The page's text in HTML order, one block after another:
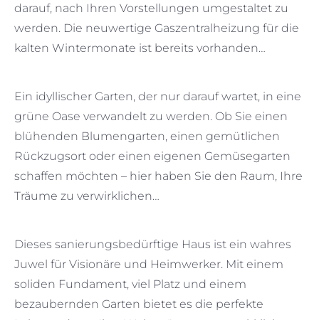
darauf, nach Ihren Vorstellungen umgestaltet zu
werden. Die neuwertige Gaszentralheizung für die
kalten Wintermonate ist bereits vorhanden…
Ein idyllischer Garten, der nur darauf wartet, in eine
grüne Oase verwandelt zu werden. Ob Sie einen
blühenden Blumengarten, einen gemütlichen
Rückzugsort oder einen eigenen Gemüsegarten
schaffen möchten – hier haben Sie den Raum, Ihre
Träume zu verwirklichen…
Dieses sanierungsbedürftige Haus ist ein wahres
Juwel für Visionäre und Heimwerker. Mit einem
soliden Fundament, viel Platz und einem
bezaubernden Garten bietet es die perfekte